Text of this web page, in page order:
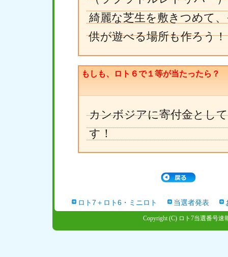
綺麗な芝生を敷きつめて
供が遊べる場所も作ろう
もしも、ロト６で１等が当たったら？
カンボジアに寄付金とし
す！
ロト7＋ロト6・ミニロト 当選者発表
Copyright (C) ロト7当選番号速